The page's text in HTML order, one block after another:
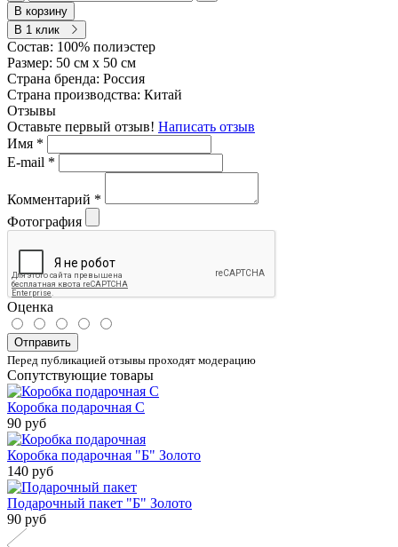
В корзину
В 1 клик
Состав: 100% полиэстер
Размер: 50 см х 50 см
Страна бренда: Россия
Страна производства: Китай
Отзывы
Оставьте первый отзыв! Написать отзыв
Имя *
E-mail *
Комментарий *
Фотография
Оценка
Отправить
Перед публикацией отзывы проходят модерацию
Сопутствующие товары
Коробка подарочная С
90 руб
Коробка подарочная "Б" Золото
140 руб
Подарочный пакет "Б" Золото
90 руб